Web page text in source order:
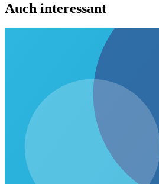
Auch interessant